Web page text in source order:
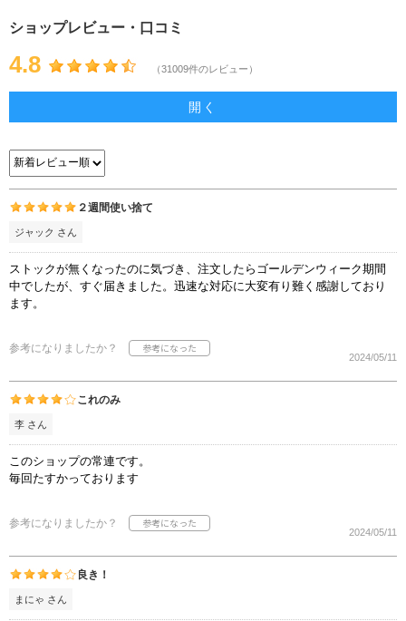
ショップレビュー・口コミ
4.8 （31009件のレビュー）
開く
２週間使い捨て
ジャック さん
ストックが無くなったのに気づき、注文したらゴールデンウィーク期間
中でしたが、すぐ届きました。迅速な対応に大変有り難く感謝しており
ます。
参考になりましたか？
2024/05/11
これのみ
李 さん
このショップの常連です。
毎回たすかっております
参考になりましたか？
2024/05/11
良き！
まにゃ さん